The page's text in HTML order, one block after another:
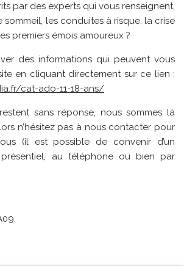
par des experts qui vous renseignent,
sommeil, les conduites à risque, la crise
premiers émois amoureux ?
des informations qui peuvent vous
en cliquant directement sur ce lien :
cat-ado-11-18-ans/
sans réponse, nous sommes là
n’hésitez pas à nous contacter pour
(il est possible de convenir d’un
au téléphone ou bien par